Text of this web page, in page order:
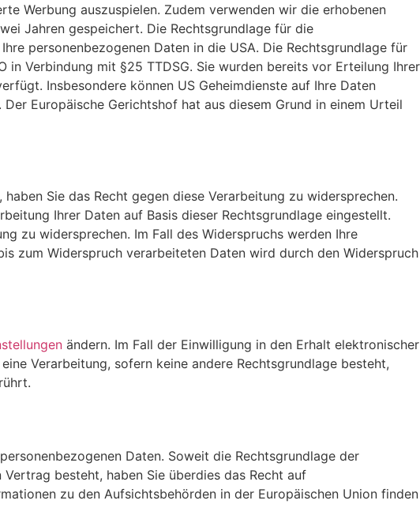
Werbung auszuspielen. Zudem verwenden wir die erhobenen
Jahren gespeichert. Die Rechtsgrundlage für die
personenbezogenen Daten in die USA. Die Rechtsgrundlage für
Verbindung mit §25 TTDSG. Sie wurden bereits vor Erteilung Ihrer
Insbesondere können US Geheimdienste auf Ihre Daten
Europäische Gerichtshof hat aus diesem Grund in einem Urteil
Sie das Recht gegen diese Verarbeitung zu widersprechen.
Ihrer Daten auf Basis dieser Rechtsgrundlage eingestellt.
zu widersprechen. Im Fall des Widerspruchs werden Ihre
zum Widerspruch verarbeiteten Daten wird durch den Widerspruch
ändern. Im Fall der Einwilligung in den Erhalt elektronischer
Verarbeitung, sofern keine andere Rechtsgrundlage besteht,
Daten. Soweit die Rechtsgrundlage der
besteht, haben Sie überdies das Recht auf
zu den Aufsichtsbehörden in der Europäischen Union finden